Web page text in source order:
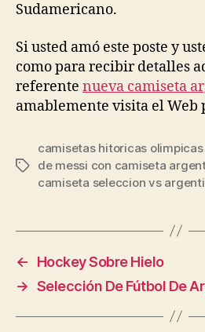
Sudamericano.
Si usted amó este poste y
como para recibir detalles
referente nueva camiseta
amablemente visita el Web
Etiquetas
camisetas hitoricas
de messi con camiseta
camiseta seleccion vs
←
Hockey Sobre Hielo
→ Selección De Fútbol De